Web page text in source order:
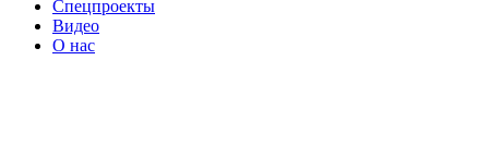
Спецпроекты
Видео
О нас